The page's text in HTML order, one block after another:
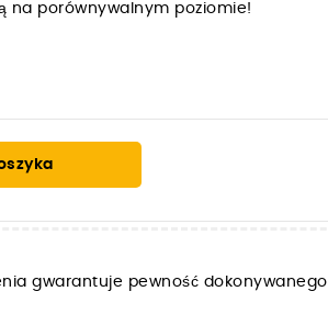
na porównywalnym poziomie!
gwarantuje pewność dokonywanego